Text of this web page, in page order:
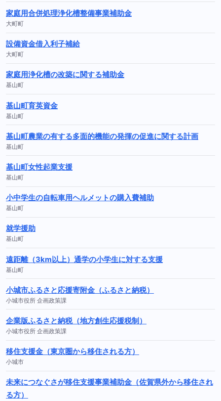
家庭用合併処理浄化槽整備事業補助金
大町町
設備資金借入利子補給
大町町
家庭用浄化槽の改築に関する補助金
基山町
基山町育英資金
基山町
基山町農業の有する多面的機能の発揮の促進に関する計画
基山町
基山町女性起業支援
基山町
小中学生の自転車用ヘルメットの購入費補助
基山町
就学援助
基山町
遠距離（3km以上）通学の小学生に対する支援
基山町
小城市ふるさと応援寄附金（ふるさと納税）
小城市役所 企画政策課
企業版ふるさと納税（地方創生応援税制）
小城市役所 企画政策課
移住支援金（東京圏から移住される方）
小城市
未来につなぐさが移住支援事業補助金（佐賀県外から移住され
る方）